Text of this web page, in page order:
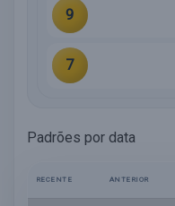
9
7
Padrões por data
RECENTE ANTERIOR